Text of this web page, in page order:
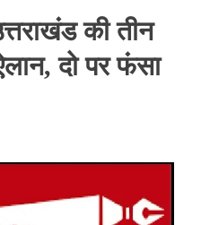
की तीन
दो पर फंसा